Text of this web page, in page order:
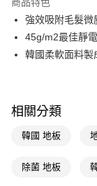
Apple Pay
街口支付
AFTEE先享後付
相關說明
AFTEE先享後付是
運送方式
強效吸附毛髮微
45g/m2最佳靜
韓國柔軟面料製
相關分類
韓國 地板
除菌 地板